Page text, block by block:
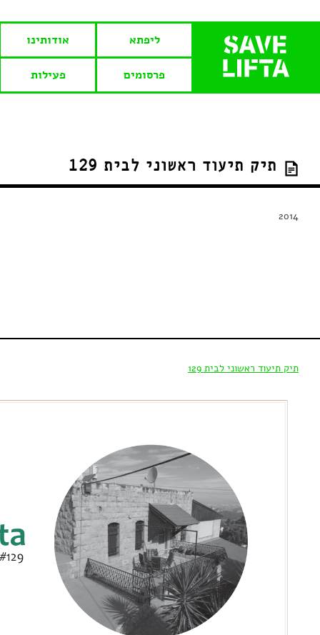
ליפתא אודותינו
פרסומים פעילות
תיק תיעוד ראשוני לבית 129
2014
תיק תיעוד ראשוני לבית 129